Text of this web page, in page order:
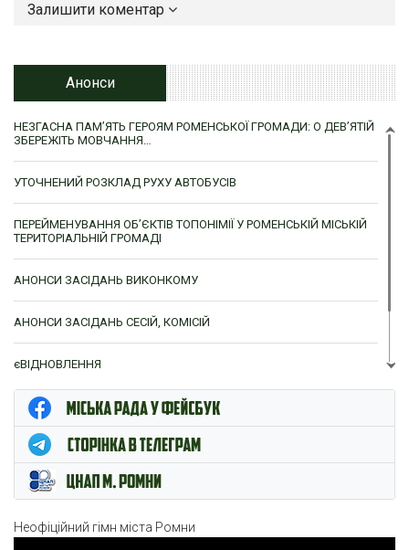
Залишити коментар
Анонси
НЕЗГАСНА ПАМ’ЯТЬ ГЕРОЯМ РОМЕНСЬКОЇ ГРОМАДИ: О ДЕВ’ЯТІЙ
ЗБЕРЕЖІТЬ МОВЧАННЯ…
УТОЧНЕНИЙ РОЗКЛАД РУХУ АВТОБУСІВ
ПЕРЕЙМЕНУВАННЯ ОБ’ЄКТІВ ТОПОНІМІЇ У РОМЕНСЬКІЙ МІСЬКІЙ
ТЕРИТОРІАЛЬНІЙ ГРОМАДІ
АНОНСИ ЗАСІДАНЬ ВИКОНКОМУ
АНОНСИ ЗАСІДАНЬ СЕСІЙ, КОМІСІЙ
єВІДНОВЛЕННЯ
ЦНАП м. Ромни
Неофіційний гімн міста Ромни